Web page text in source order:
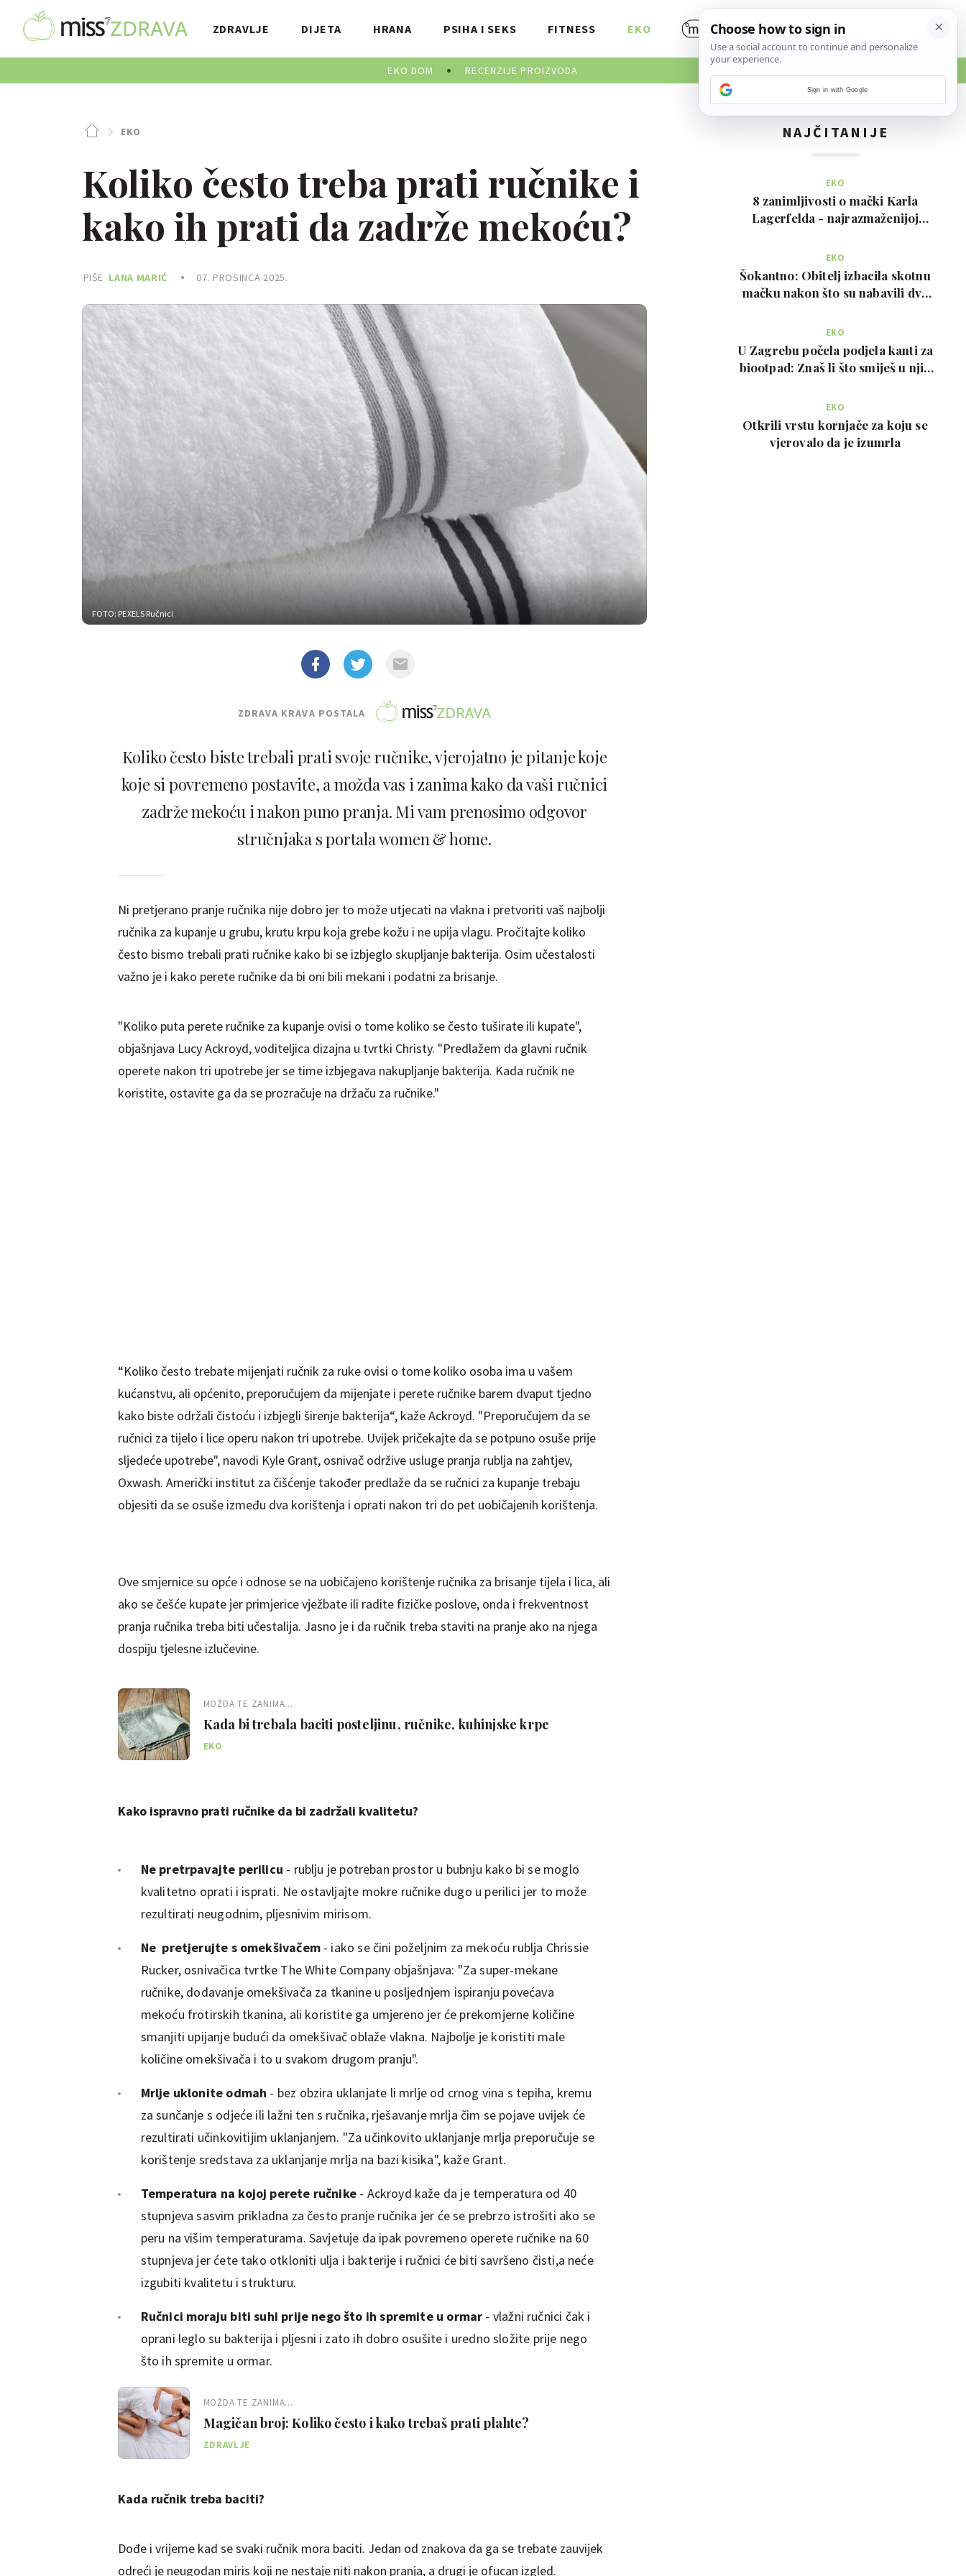
ZDRAVLJE DIJETA HRANA PSIHA I SEKS FITNESS EKO
EKO DOM RECENZIJE PROIZVODA
EKO
Koliko često treba prati ručnike i
kako ih prati da zadrže mekoću?
PIŠE LANA MARIĆ 07. PROSINCA 2025.
FOTO: PEXELS Ručnici
ZDRAVA KRAVA POSTALA
Koliko često biste trebali prati svoje ručnike, vjerojatno je pitanje koje
koje si povremeno postavite, a možda vas i zanima kako da vaši ručnici
zadrže mekoću i nakon puno pranja. Mi vam prenosimo odgovor
stručnjaka s portala women & home.
Ni pretjerano pranje ručnika nije dobro jer to može utjecati na vlakna i pretvoriti vaš najbolji
ručnika za kupanje u grubu, krutu krpu koja grebe kožu i ne upija vlagu. Pročitajte koliko
često bismo trebali prati ručnike kako bi se izbjeglo skupljanje bakterija. Osim učestalosti
važno je i kako perete ručnike da bi oni bili mekani i podatni za brisanje.
"Koliko puta perete ručnike za kupanje ovisi o tome koliko se često tuširate ili kupate",
objašnjava Lucy Ackroyd, voditeljica dizajna u tvrtki Christy. "Predlažem da glavni ručnik
operete nakon tri upotrebe jer se time izbjegava nakupljanje bakterija. Kada ručnik ne
koristite, ostavite ga da se prozračuje na držaču za ručnike."
“Koliko često trebate mijenjati ručnik za ruke ovisi o tome koliko osoba ima u vašem
kućanstvu, ali općenito, preporučujem da mijenjate i perete ručnike barem dvaput tjedno
kako biste održali čistoću i izbjegli širenje bakterija“, kaže Ackroyd. "Preporučujem da se
ručnici za tijelo i lice operu nakon tri upotrebe. Uvijek pričekajte da se potpuno osuše prije
sljedeće upotrebe", navodi Kyle Grant, osnivač održive usluge pranja rublja na zahtjev,
Oxwash. Američki institut za čišćenje također predlaže da se ručnici za kupanje trebaju
objesiti da se osuše između dva korištenja i oprati nakon tri do pet uobičajenih korištenja.
Ove smjernice su opće i odnose se na uobičajeno korištenje ručnika za brisanje tijela i lica, ali
ako se češće kupate jer primjerice vježbate ili radite fizičke poslove, onda i frekventnost
pranja ručnika treba biti učestalija. Jasno je i da ručnik treba staviti na pranje ako na njega
dospiju tjelesne izlučevine.
MOŽDA TE ZANIMA...
Kada bi trebala baciti posteljinu, ručnike, kuhinjske krpe
EKO
Kako ispravno prati ručnike da bi zadržali kvalitetu?
Ne pretrpavajte perilicu - rublju je potreban prostor u bubnju kako bi se moglo
kvalitetno oprati i isprati. Ne ostavljajte mokre ručnike dugo u perilici jer to može
rezultirati neugodnim, pljesnivim mirisom.
Ne pretjerujte s omekšivačem- iako se čini poželjnim za mekoću rublja Chrissie
Rucker, osnivačica tvrtke The White Company objašnjava: "Za super-mekane
ručnike, dodavanje omekšivača za tkanine u posljednjem ispiranju povećava
mekoću frotirskih tkanina, ali koristite ga umjereno jer će prekomjerne količine
smanjiti upijanje budući da omekšivač oblaže vlakna. Najbolje je koristiti male
količine omekšivača i to u svakom drugom pranju".
Mrlje uklonite odmah - bez obzira uklanjate li mrlje od crnog vina s tepiha, kremu
za sunčanje s odjeće ili lažni ten s ručnika, rješavanje mrlja čim se pojave uvijek će
rezultirati učinkovitijim uklanjanjem. "Za učinkovito uklanjanje mrlja preporučuje se
korištenje sredstava za uklanjanje mrlja na bazi kisika", kaže Grant.
Temperatura na kojoj perete ručnike- Ackroyd kaže da je temperatura od 40
stupnjeva sasvim prikladna za često pranje ručnika jer će se prebrzo istrošiti ako se
peru na višim temperaturama. Savjetuje da ipak povremeno operete ručnike na 60
stupnjeva jer ćete tako otkloniti ulja i bakterije i ručnici će biti savršeno čisti,a neće
izgubiti kvalitetu i strukturu.
Ručnici moraju biti suhi prije nego što ih spremite u ormar - vlažni ručnici čak i
oprani leglo su bakterija i pljesni i zato ih dobro osušite i uredno složite prije nego
što ih spremite u ormar.
MOŽDA TE ZANIMA...
Magičan broj: Koliko često i kako trebaš prati plahte?
ZDRAVLJE
Kada ručnik treba baciti?
Dođe i vrijeme kad se svaki ručnik mora baciti. Jedan od znakova da ga se trebate zauvijek
odreći je neugodan miris koji ne nestaje niti nakon pranja, a drugi je ofucan izgled.
NAJČITANIJE
EKO
8 zanimljivosti o mački Karla
Lagerfelda - najrazmaženijoj
EKO
Šokantno: Obitelj izbacila skotnu
mačku nakon što su nabavili dva
EKO
U Zagrebu počela podjela kanti za
biootpad: Znaš li što smiješ u njih
EKO
Otkrili vrstu kornjače za koju se
vjerovalo da je izumrla
Sign in with Google